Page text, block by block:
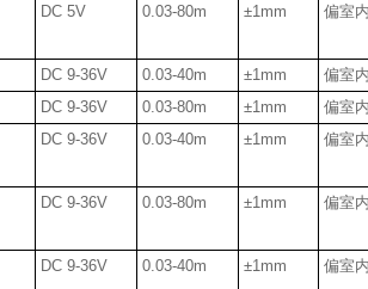
DC 5V 0.03-80m ±1mm 偏室
DC 9-36V 0.03-40m ±1mm
偏室
DC 9-36V 0.03-80m ±1mm
偏室
DC 9-36V 0.03-40m ±1mm 偏室
DC 9-36V 0.03-80m ±1mm 偏室
DC 9-36V 0.03-40m ±1mm 偏室